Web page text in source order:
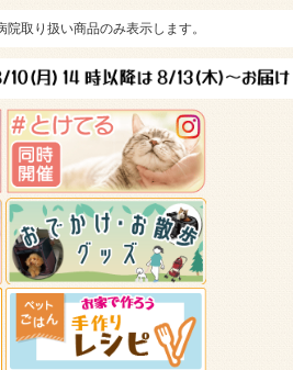
院取り扱い商品のみ表示します。